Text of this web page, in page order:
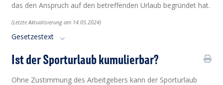
das den Anspruch auf den betreffenden Urlaub begründet hat.
(Letzte Aktualisierung am 14.05.2024)
Gesetzestext
Ist der Sporturlaub kumulierbar?
Ohne Zustimmung des Arbeitgebers kann der Sporturlaub